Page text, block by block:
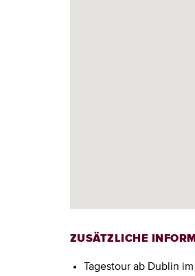
ZUSÄTZLICHE
Tagestour ab Dublin